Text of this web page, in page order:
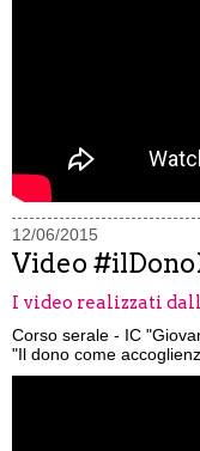
12/06/2015
Video
I video realizzati
Corso serale - IC
"Il dono come